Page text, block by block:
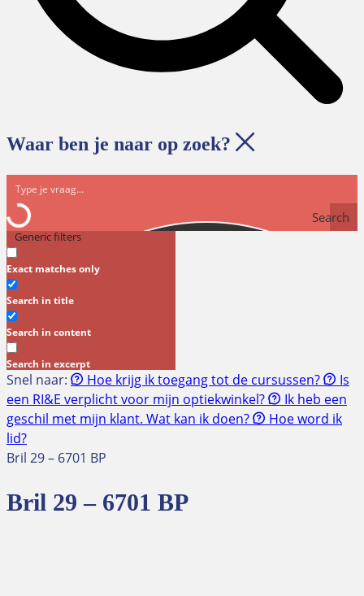
Waar ben je naar op zoek?
Search
Generic filters
Exact matches only
Search in title
Search in content
Search in excerpt
Snel naar: Hoe krijg ik toegang tot de cursussen?
Is
een RI&E verplicht voor mijn optiekwinkel?
Ik heb een
geschil met mijn klant. Wat kan ik doen?
Hoe word ik
lid?
Bril 29 – 6701 BP
Bril 29 – 6701 BP